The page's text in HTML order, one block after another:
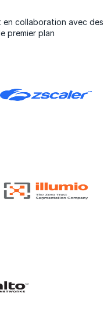
collaboration avec des
premier plan